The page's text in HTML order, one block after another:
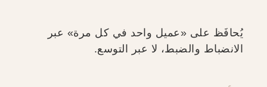
يُحافَظ على «عميل واحد في كل مرة» عبر
الانضباط والضبط، لا عبر التوسع.